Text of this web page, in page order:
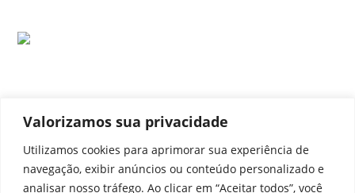
Valorizamos sua privacidade
Utilizamos cookies para aprimorar sua experiência de
navegação, exibir anúncios ou conteúdo personalizado e
analisar nosso tráfego. Ao clicar em “Aceitar todos”, você